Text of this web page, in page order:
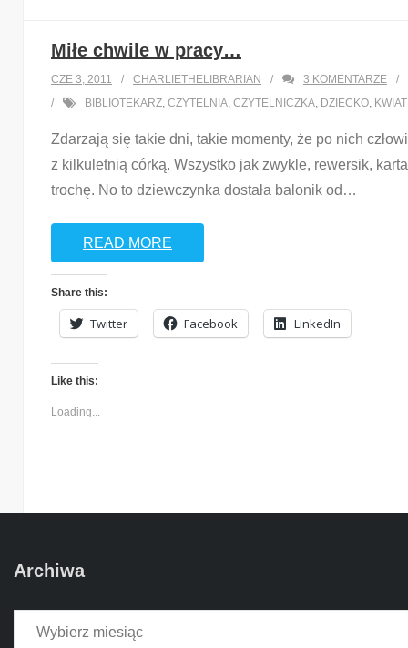
Miłe chwile w pracy…
CZE 3, 2011 CHARLIETHELIBRARIAN 3 KOMENTARZE
BIBLIOTEKARZ, CZYTELNIA, CZYTELNICZKA, DZIECKO,
Zdarzają się takie dni, takie momenty, że po nich
z kilkuletnią córką. Wszystko jak zwykle, rewersik,
trochę. No to dziewczynka dostała balonik od …
READ MORE
Share this:
Twitter Facebook LinkedIn
Like this:
Loading...
Archiwa